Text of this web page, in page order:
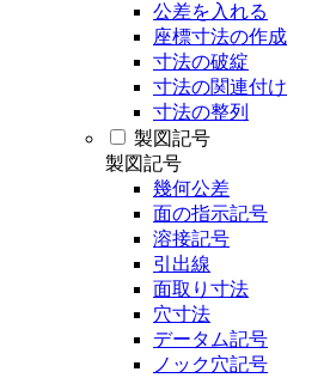
公差を入れる
座標寸法の作成
寸法の破綻
寸法の関連付け
寸法の整列
製図記号
製図記号
幾何公差
面の指示記号
溶接記号
引出線
面取り寸法
穴寸法
データム記号
ノック穴記号